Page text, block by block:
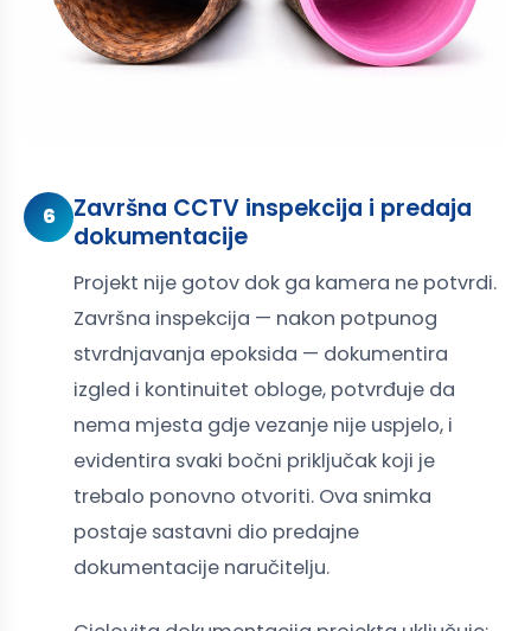
6
Završna CCTV inspekcija i predaja
dokumentacije
Projekt nije gotov dok ga kamera ne potvrdi.
Završna inspekcija — nakon potpunog
stvrdnjavanja epoksida — dokumentira
izgled i kontinuitet obloge, potvrđuje da
nema mjesta gdje vezanje nije uspjelo, i
evidentira svaki bočni priključak koji je
trebalo ponovno otvoriti. Ova snimka
postaje sastavni dio predajne
dokumentacije naručitelju.